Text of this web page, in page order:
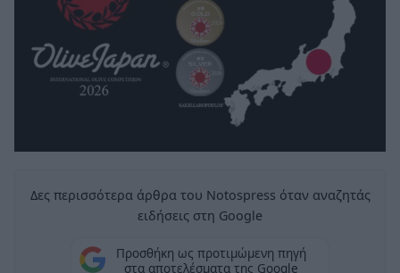
Δες περισσότερα άρθρα του Notospress όταν αναζητάς
ειδήσεις στη Google
Προσθήκη ως προτιμώμενη πηγή
στα αποτελέσματα της Google